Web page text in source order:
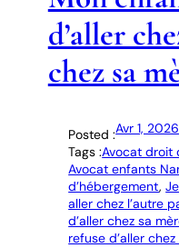
d’aller
chez sa
Posted :Avr 1, 2026
Tags :Avocat droit
Avocat enfants
d’hébergement,
aller chez l’autre
d’aller chez sa
refuse d’aller